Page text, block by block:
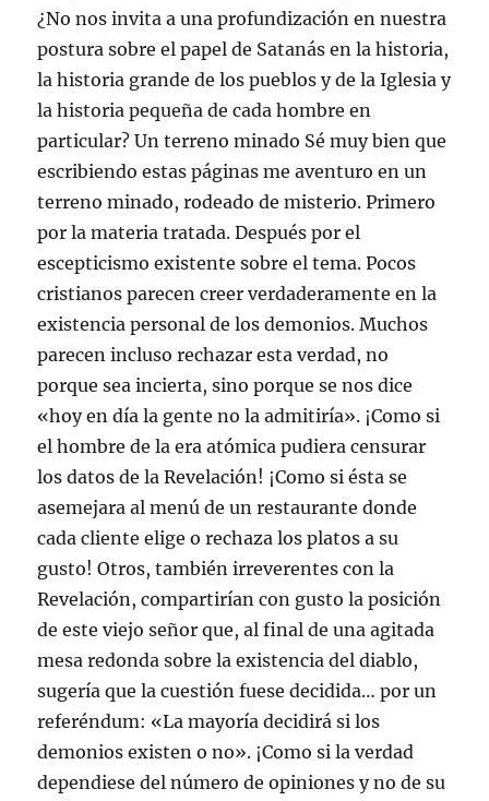
¿No nos invita a una profundización en nuestra
postura sobre el papel de Satanás en la historia,
la historia grande de los pueblos y de la Iglesia y
la historia pequeña de cada hombre en
particular? Un terreno minado Sé muy bien que
escribiendo estas páginas me aventuro en un
terreno minado, rodeado de misterio. Primero
por la materia tratada. Después por el
escepticismo existente sobre el tema. Pocos
cristianos parecen creer verdaderamente en la
existencia personal de los demonios. Muchos
parecen incluso rechazar esta verdad, no
porque sea incierta, sino porque se nos dice
«hoy en día la gente no la admitiría». ¡Como si
el hombre de la era atómica pudiera censurar
los datos de la Revelación! ¡Como si ésta se
asemejara al menú de un restaurante donde
cada cliente elige o rechaza los platos a su
gusto! Otros, también irreverentes con la
Revelación, compartirían con gusto la posición
de este viejo señor que, al final de una agitada
mesa redonda sobre la existencia del diablo,
sugería que la cuestión fuese decidida… por un
referéndum: «La mayoría decidirá si los
demonios existen o no». ¡Como si la verdad
dependiese del número de opiniones y no de su